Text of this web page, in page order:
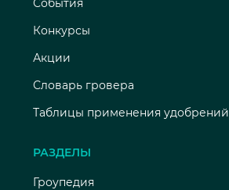
События
Конкурсы
Акции
Словарь гровера
Таблицы применения удобрений
РАЗДЕЛЫ
Гроупедия